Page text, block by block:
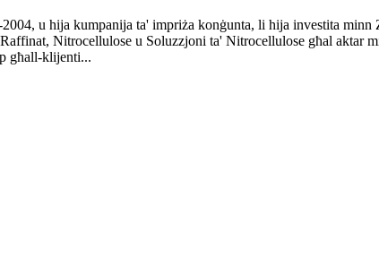
u hija kumpanija ta' impriża konġunta, li hija investita
Nitrocellulose u Soluzzjoni ta' Nitrocellulose għal
għall-klijenti...